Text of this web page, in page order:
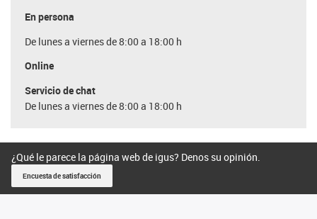
En persona
De lunes a viernes de 8:00 a 18:00 h
Online
Servicio de chat
De lunes a viernes de 8:00 a 18:00 h
¿Qué le parece la página web de igus? Denos su opinión.
Encuesta de satisfacción